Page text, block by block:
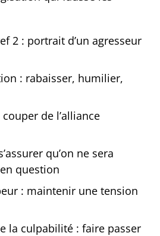
2 : portrait d’un agresseur
: rabaisser, humilier,
de l’alliance
qu’on ne sera
question
: maintenir une tension
la culpabilité : faire passer